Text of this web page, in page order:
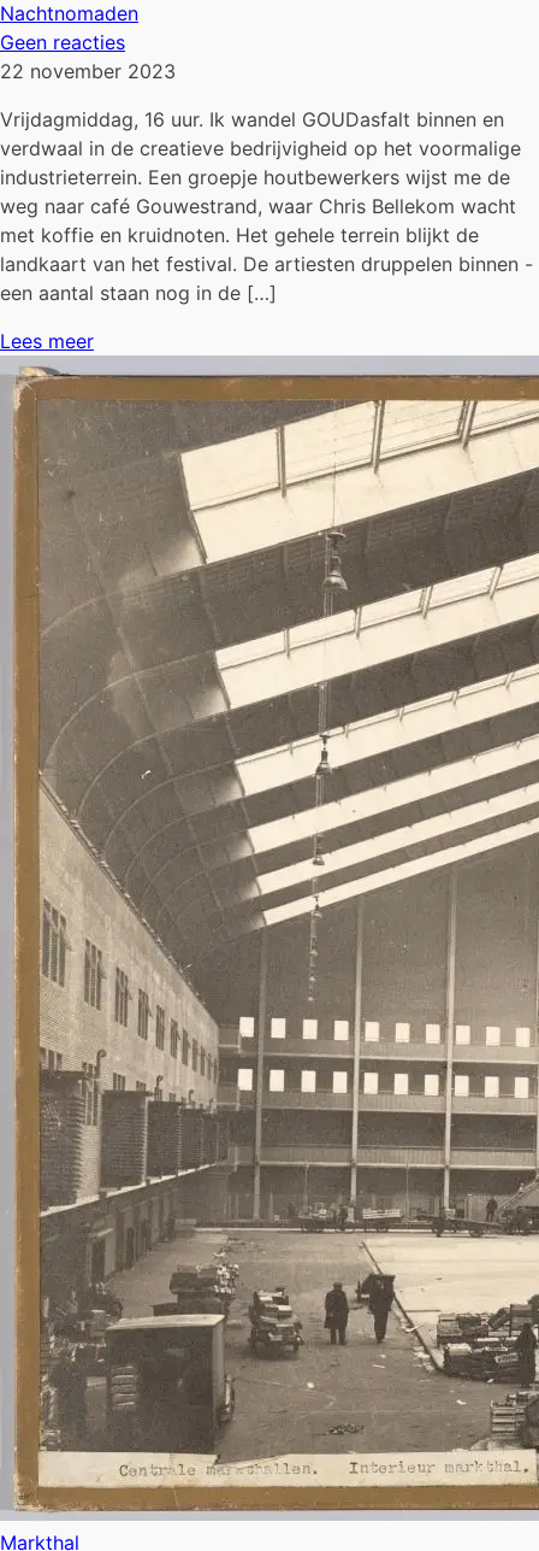
Nachtnomaden
Geen reacties
22 november 2023
Vrijdagmiddag, 16 uur. Ik wandel GOUDasfalt binnen en
verdwaal in de creatieve bedrijvigheid op het voormalige
industrieterrein. Een groepje houtbewerkers wijst me de
weg naar café Gouwestrand, waar Chris Bellekom wacht
met koffie en kruidnoten. Het gehele terrein blijkt de
landkaart van het festival. De artiesten druppelen binnen -
een aantal staan nog in de […]
Lees meer
Markthal